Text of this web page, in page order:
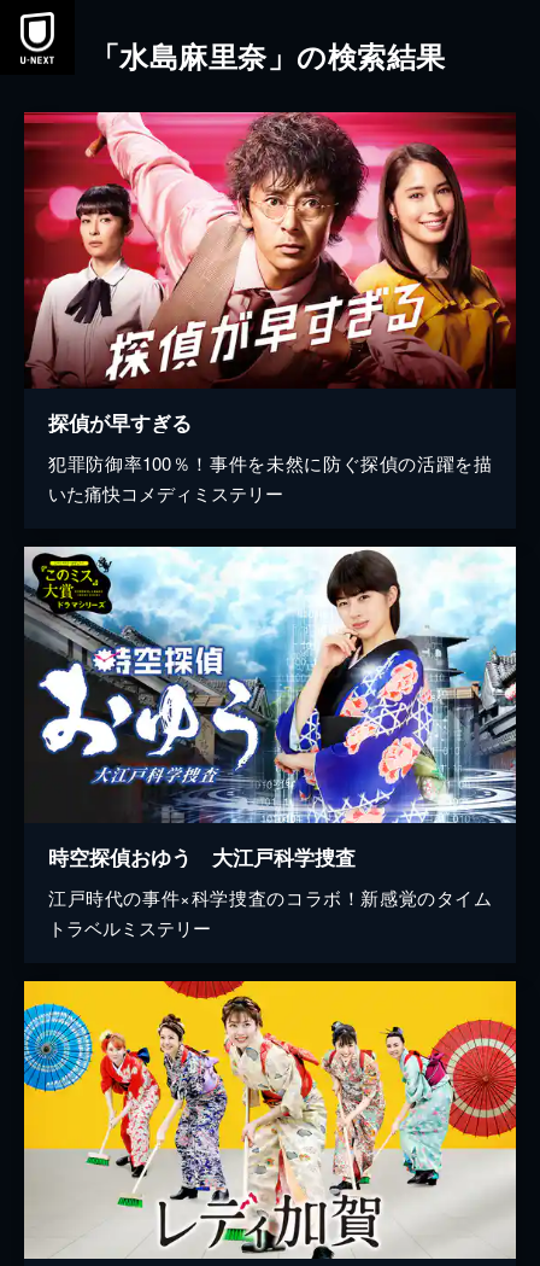
本文へスキップ
「水島麻里奈」の検索結果
探偵が早すぎる
犯罪防御率100％！事件を未然に防ぐ探偵の活躍を描
いた痛快コメディミステリー
時空探偵おゆう 大江戸科学捜査
江戸時代の事件×科学捜査のコラボ！新感覚のタイム
トラベルミステリー